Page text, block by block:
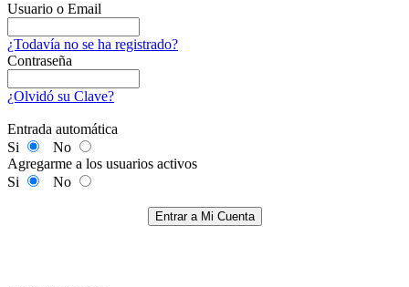
Usuario o Email
¿Todavía no se ha registrado?
Contraseña
¿Olvidó su Clave?
Entrada automática
Si
No
Agregarme a los usuarios activos
Si
No
Entrar a Mi Cuenta